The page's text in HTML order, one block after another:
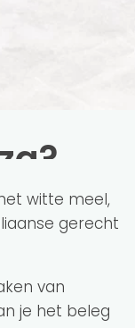
witte meel,
gerecht
van
je het beleg